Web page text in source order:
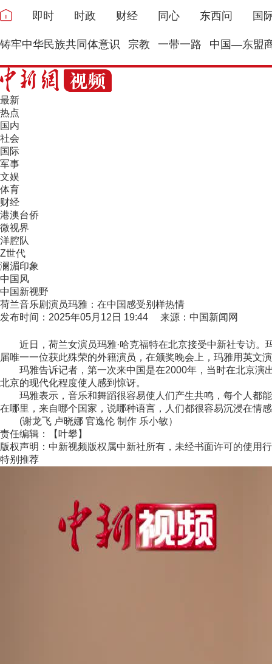
即时 时政 财经 同心 东西问 国
铸牢中华民族共同体意识 宗教 一带一路 中国—东盟
最新
热点
国内
社会
国际
军事
文娱
体育
财经
港澳台侨
微视界
洋腔队
Z世代
澜湄印象
中国风
中国新视野
荷兰音乐剧演员玛雅：在中国感受别样热情
发布时间：2025年05月12日 19:44 来源：中国新闻网
近日，荷兰女演员玛雅·哈克福特在北京接受中新社专访。
届唯一一位获此殊荣的外籍演员，在颁奖晚会上，玛雅用英文
玛雅告诉记者，第一次来中国是在2000年，当时在北京演
北京的现代化程度使人感到惊讶。
玛雅表示，音乐和舞蹈很容易使人们产生共鸣，每个人都能
在哪里，来自哪个国家，说哪种语言，人们都很容易沉浸在情
(谢龙飞 卢晓娜 官逸伦 制作 乐小敏）
责任编辑：【叶攀】
版权声明：中新视频版权属中新社所有，未经书面许可的使用
特别推荐